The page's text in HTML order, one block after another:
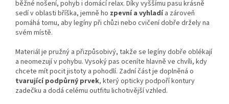
běžné nošení, pohyb i domácí relax. Díky vyššímu pasu krásně
sedí v oblasti bříška, jemně ho zpevní a vyhladía zároveň
pomáhá tomu, aby legíny při chůzi nebo cvičení dobře držely na
svém místě.
Materiál je pružný a přizpůsobivý, takže se legíny dobře oblékají
a neomezují v pohybu. Vysoký pas oceníte hlavně ve chvíli, kdy
chcete mít pocit jistoty a pohodlí. Zadní část je doplněná o
tvarující podpůrný prvek, který opticky podpoří kontury
zadečku a dodá celému outfitu lichotivější vzhled.